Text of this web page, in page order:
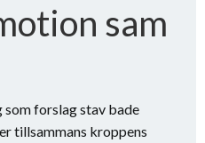
sam
forslag stav bade
tillsammans kroppens